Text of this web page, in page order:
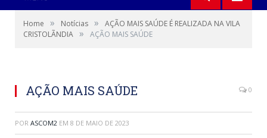
Home » Notícias »
AÇÃO MAIS SAÚDE É REALIZADA NA VILA
CRISTOLÃNDIA » AÇÃO MAIS SAÚDE
AÇÃO MAIS SAÚDE 0
POR ASCOM2 EM 8 DE MAIO DE 2023